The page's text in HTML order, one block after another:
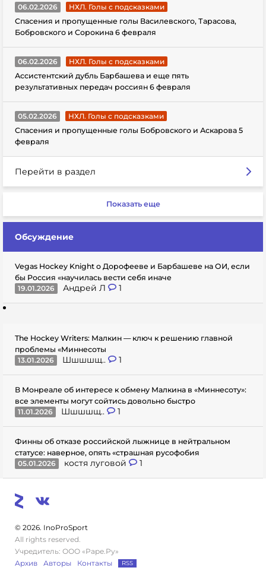
06.02.2026
НХЛ. Голы с подсказками
Спасения и пропущенные голы Василевского, Тарасова,
Бобровского и Сорокина 6 февраля
06.02.2026
НХЛ. Голы с подсказками
Ассистентский дубль Барбашева и еще пять
результативных передач россиян 6 февраля
05.02.2026
НХЛ. Голы с подсказками
Спасения и пропущенные голы Бобровского и Аскарова 5
февраля
Перейти в раздел
Показать еще
Обсуждение
Vegas Hockey Knight о Дорофееве и Барбашеве на ОИ, если
бы Россия «научилась вести себя иначе
19.01.2026
Андрей Л 1
The Hockey Writers: Малкин — ключ к решению главной
проблемы «Миннесоты
13.01.2026
Шшшшщ.. 1
В Монреале об интересе к обмену Малкина в «Миннесоту»:
все элементы могут сойтись довольно быстро
11.01.2026
Шшшшщ.. 1
Финны об отказе российской лыжнице в нейтральном
статусе: наверное, опять «страшная русофобия
05.01.2026
костя луговой 1
© 2026. InoProSport
All rights reserved.
Учредитель: ООО «Раре.Ру»
Архив
Авторы Контакты RSS